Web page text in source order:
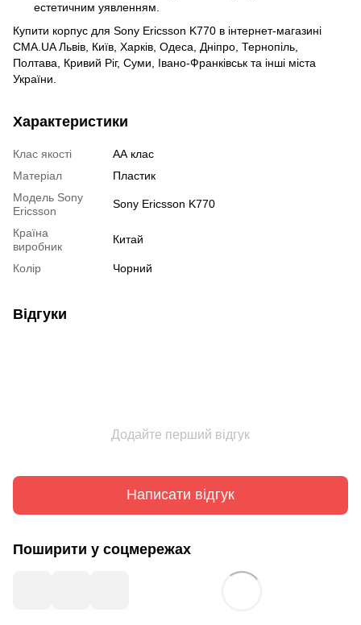
естетичним уявленням.
Купити корпус для Sony Ericsson K770 в інтернет-магазині
CMA.UA Львів, Київ, Харків, Одеса, Дніпро, Тернопіль,
Полтава, Кривий Ріг, Суми, Івано-Франківськ та інші міста
України.
Характеристики
Клас якості
АА клас
Матеріал
Пластик
Модель Sony
Ericsson
Sony Ericsson K770
Країна
виробник
Китай
Колір Чорний
Відгуки
Додайте перший відгук
Написати відгук
Поширити у соцмережах